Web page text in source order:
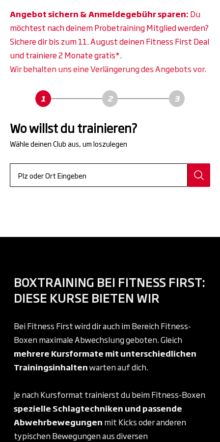
Angebot sichern & Anmeldegebühr sparen: Du
möchtest nach deinem Probetraining Mitglied werden?
Sichere dir bis zum 11. August deinen Fitness First Deal
und trainiere 2 Monate gratis*.
Wir behalten uns eine Verlängerung des Angebots vor.
Wo willst du trainieren?
Wähle deinen Club aus, um loszulegen
BOXTRAINING BEI FITNESS FIRST:
DIESE KURSE BIETEN WIR
Bei Fitness First wird dir auch im Bereich Fitness-
Boxen maximale Abwechslung geboten. Gleich
mehrere Kursformate mit unterschiedlichen
Trainingsinhaltenwarten auf dich.
Je nach Kursformat trainierst du beim Fitness-Boxen
spezielle Schlagtechniken und passende
Abwehrbewegungen mit Kicks oder anderen
typischen Bewegungen aus diversen